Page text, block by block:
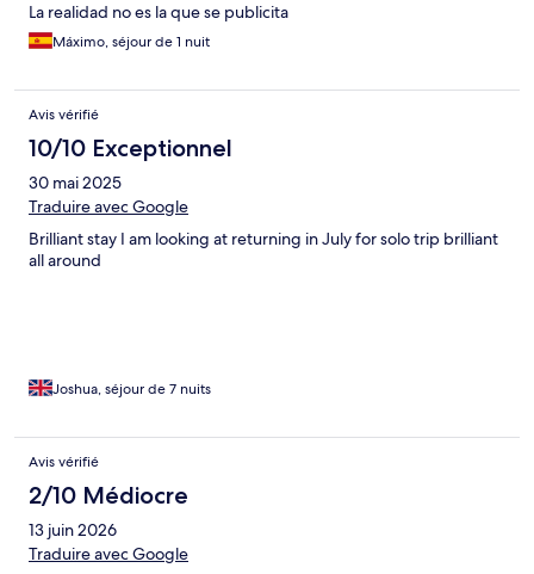
La realidad no es la que se publicita
Máximo, séjour de 1 nuit
Avis vérifié
10/10 Exceptionnel
30 mai 2025
Traduire avec Google
Brilliant stay I am looking at returning in July for solo trip brilliant
all around
Joshua, séjour de 7 nuits
Avis vérifié
2/10 Médiocre
13 juin 2026
Traduire avec Google